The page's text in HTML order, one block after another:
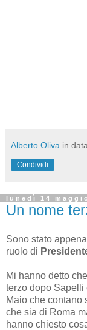
Alberto Oliva in data
Condividi
lunedì 14
Un nome
Sono stato
ruolo di
Mi hanno detto
terzo dopo Sapelli
Maio che contano
che sia di Roma
hanno chiesto